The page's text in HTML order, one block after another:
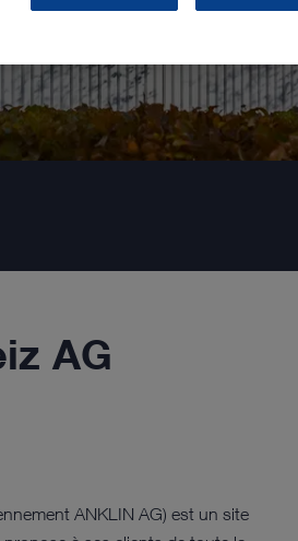
AG
ANKLIN AG) est un site